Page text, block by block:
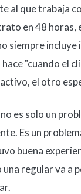
al que trabaja
en 48 horas,
siempre
"cuando el
el otro
es solo un
Es un
buena
una regular va a